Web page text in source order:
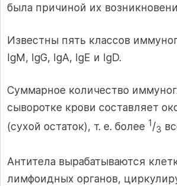
была причиной их
Известны пять классов
IgM, IgG, IgA, IgE и IgD.
Суммарное количество
сыворотке крови составляет
(сухой остаток), т. е. более 1 /3
Антитела вырабатываются
лимфоидных органов,